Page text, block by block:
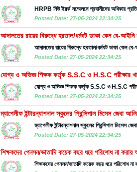
HRPB নিউ ইয়র্ক সম্মেলনে প্রবাসীদের অধিকার
Posted Date: 27-05-2024 22:34:25
আদালতের রায়ের বিরুদ্ধে হরতাল/ধর্মঘট ডাকা কেন বে-আইনি
আদালতের রায়ের বিরুদ্ধে হরতাল/ধর্মঘট ডাকা কেন বে-
Posted Date: 27-05-2024 22:34:25
যোগ্য ও অভিজ্ঞ শিক্ষক কর্তৃক S.S.C ও H.S.C পরীক্ষার
যোগ্য ও অভিজ্ঞ শিক্ষক কর্তৃক S.S.C ও H.S.C
Posted Date: 27-05-2024 22:34:25
ম্যাপেলীফ ইন্টারন্যাশনাল স্কুলের প্রিন্সিপাল মিসেস জেবা
ম্যাপেলীফ ইন্টারন্যাশনাল স্কুলের প্রিন্সিপাল মিসেস
Posted Date: 27-05-2024 22:34:25
শিক্ষকদের পেনসন/ভাতাদি কয়েক বছর ধরে পরিশোধ না করায়
শিক্ষকদের পেনসন/ভাতাদি কয়েক বছর ধরে পরিশোধ